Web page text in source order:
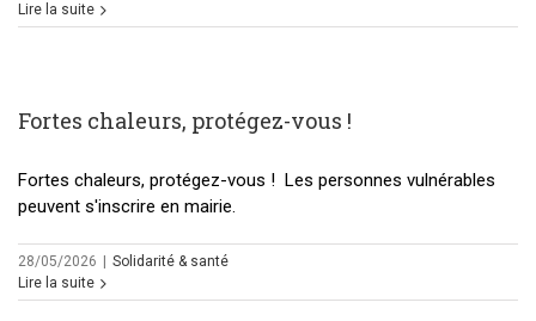
Lire la suite
Fortes chaleurs, protégez-vous !
Fortes chaleurs, protégez-vous ! Les personnes vulnérables
peuvent s'inscrire en mairie.
28/05/2026
Solidarité & santé
Lire la suite